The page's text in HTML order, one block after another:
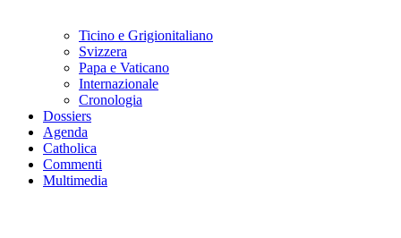
Ticino e Grigionitaliano
Svizzera
Papa e Vaticano
Internazionale
Cronologia
Dossiers
Agenda
Catholica
Commenti
Multimedia